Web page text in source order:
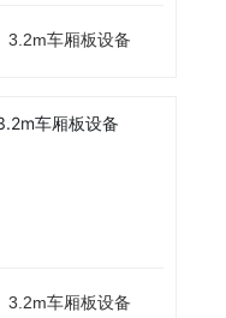
3.2m车厢板设备
3.2m车厢板设备